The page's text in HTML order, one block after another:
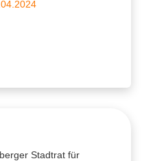
Stadtrat für